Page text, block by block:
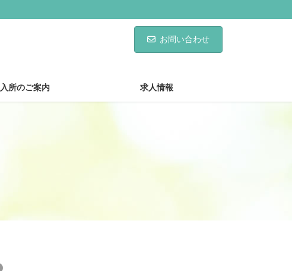
お問い合わせ
入所のご案内 求人情報